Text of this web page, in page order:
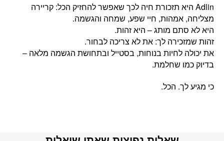
‏Adlin היא תזכורת חיה לכך שאפשר להחזיק הכל: קריירה
מצליחה, אמהות, חיי שפע, שמחה והגשמה.
היא לא סתם מותג – היא זהות.
זהות שמזכירה לך: את לא צריכה לבחור.
את יכולה לחיות בנוחות, בסטייל ובתחושת הגשמה מלאה –
בדיוק כמו שחלמת.
כי מגיע לך. הכל.